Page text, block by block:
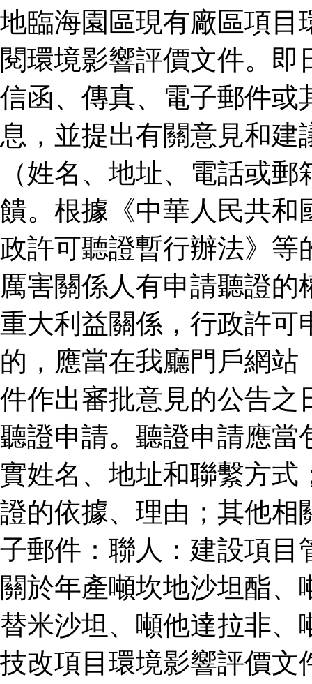
地臨海園區現有廠區項目
閱環境影響評價文件。
信函、傳真、電子郵件或
息，並提出有關意見和
（姓名、地址、電話或
饋。根據《中華人民共和
政許可聽證暫行辦法》等
厲害關係人有申請聽證
重大利益關係，行政許可
的，應當在我廳門戶網
件作出審批意見的公告之
聽證申請。聽證申請應當
實姓名、地址和聯繫方式
證的依據、理由；其他相
子郵件：聯人：建設項目
關於年產噸坎地沙坦酯
替米沙坦、噸他達拉非
技改項目環境影響評價文